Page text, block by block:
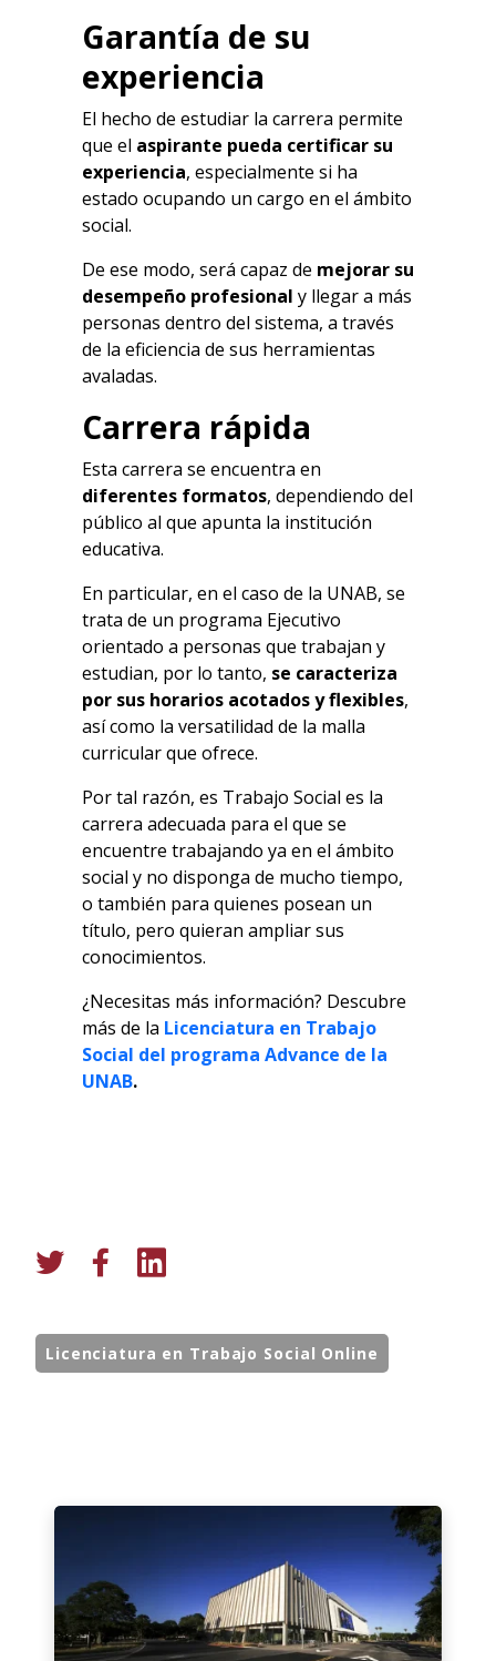
Garantía de su
experiencia
El hecho de estudiar la carrera permite
que el aspirante pueda certificar su
experiencia, especialmente si ha
estado ocupando un cargo en el ámbito
social.
De ese modo, será capaz de mejorar su
desempeño profesional y llegar a más
personas dentro del sistema, a través
de la eficiencia de sus herramientas
avaladas.
Carrera rápida
Esta carrera se encuentra en
diferentes formatos, dependiendo del
público al que apunta la institución
educativa.
En particular, en el caso de la UNAB, se
trata de un programa Ejecutivo
orientado a personas que trabajan y
estudian, por lo tanto, se caracteriza
por sus horarios acotados y flexibles,
así como la versatilidad de la malla
curricular que ofrece.
Por tal razón, es Trabajo Social es la
carrera adecuada para el que se
encuentre trabajando ya en el ámbito
social y no disponga de mucho tiempo,
o también para quienes posean un
título, pero quieran ampliar sus
conocimientos.
¿Necesitas más información? Descubre
más de la Licenciatura en Trabajo
Social del programa Advance de la
UNAB.
Licenciatura en Trabajo Social Online